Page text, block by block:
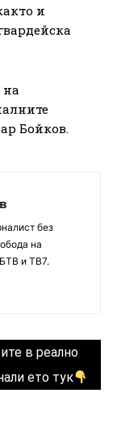
и
Бойков.
без
на
и ТВ7.
в реално
ето тук